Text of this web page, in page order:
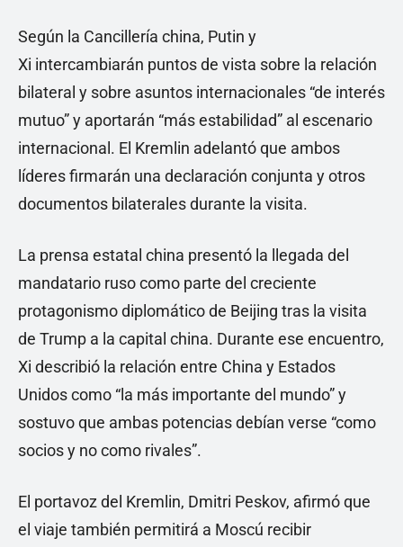
Según la Cancillería china, Putin y
Xi intercambiarán puntos de vista sobre la relación
bilateral y sobre asuntos internacionales “de interés
mutuo” y aportarán “más estabilidad” al escenario
internacional. El Kremlin adelantó que ambos
líderes firmarán una declaración conjunta y otros
documentos bilaterales durante la visita.
La prensa estatal china presentó la llegada del
mandatario ruso como parte del creciente
protagonismo diplomático de Beijing tras la visita
de Trump a la capital china. Durante ese encuentro,
Xi describió la relación entre China y Estados
Unidos como “la más importante del mundo” y
sostuvo que ambas potencias debían verse “como
socios y no como rivales”.
El portavoz del Kremlin, Dmitri Peskov, afirmó que
el viaje también permitirá a Moscú recibir